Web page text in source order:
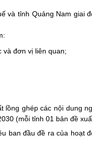
và tỉnh Quảng Nam giai
đơn vị liên quan;
lồng ghép các nội dung
(mỗi tỉnh 01 bản đề
ban đầu đề ra của hoạt